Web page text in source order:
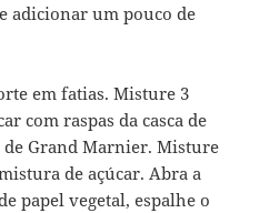
adicionar um pouco de
em fatias. Misture 3
com raspas da casca de
Grand Marnier. Misture
de açúcar. Abra a
papel vegetal, espalhe o